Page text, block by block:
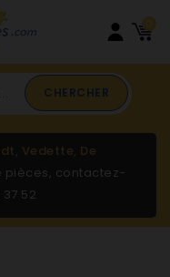
0
CHERCHER
Vedette, De
pièces, contactez-
37 52